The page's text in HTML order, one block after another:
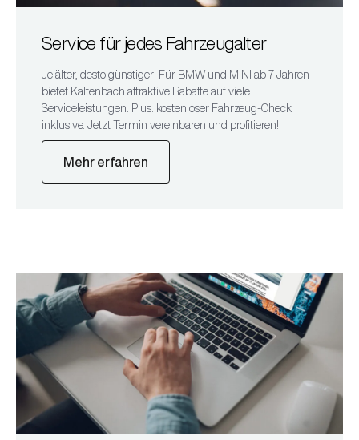
Service für jedes Fahrzeugalter
Je älter, desto günstiger: Für BMW und MINI ab 7 Jahren
bietet Kaltenbach attraktive Rabatte auf viele
Serviceleistungen. Plus: kostenloser Fahrzeug-Check
inklusive. Jetzt Termin vereinbaren und profitieren!
Mehr erfahren